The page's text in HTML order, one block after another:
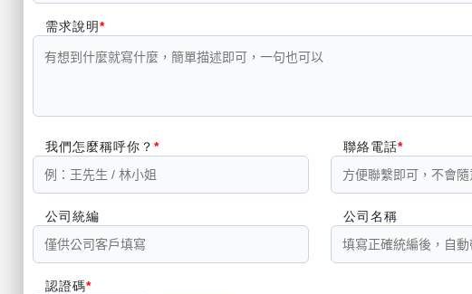
需求說明
我們怎麼稱呼你？ 聯絡電話
公司統編 公司名稱
認證碼